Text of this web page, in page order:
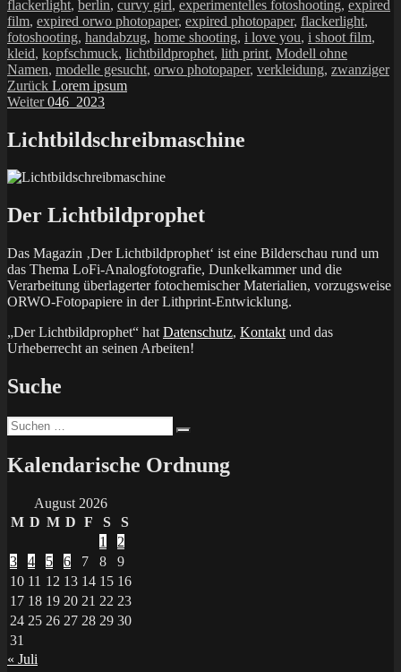
flackerlight, berlin, curvy girl, experimentelles fotoshooting, expired
film, expired orwo photopaper, expired photopaper, flackerlight,
fotoshooting, handabzug, home shooting, i love you, i shoot film,
kleid, kopfschmuck, lichtbildprophet, lith print, Modell ohne
Namen, modelle gesucht, orwo photopaper, verkleidung, zwanziger
Beitragsnavigation
Zurück Vorheriger
Beitrag:
Lorem ipsum
Weiter Nächster
046_2023
Lichtbildschreibmaschine
Der Lichtbildprophet
Das Magazin ‚Der Lichtbildprophet‘ ist eine Bilderschau rund um
das Thema LoFi-Analogfotografie, Dunkelkammer und die
Verarbeitung überlagerter fotochemischer Materialien, vorzugsweise
ORWO-Fotopapiere in der Lithprint-Entwicklung.
„Der Lichtbildprophet“ hat Datenschutz, Kontakt und das
Urheberrecht an seinen Arbeiten!
Suche
Suchen
nach:
Kalendarische Ordnung
August 2026
M D M D F S
S
1
2
3
4 5 6 7 8
9
10 11 12 13 14 15 16
17 18 19 20 21 22 23
24 25 26 27 28 29 30
31
« Juli